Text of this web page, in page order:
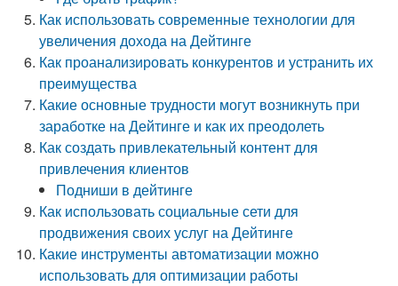
Как использовать современные технологии для
увеличения дохода на Дейтинге
Как проанализировать конкурентов и устранить их
преимущества
Какие основные трудности могут возникнуть при
заработке на Дейтинге и как их преодолеть
Как создать привлекательный контент для
привлечения клиентов
Подниши в дейтинге
Как использовать социальные сети для
продвижения своих услуг на Дейтинге
Какие инструменты автоматизации можно
использовать для оптимизации работы